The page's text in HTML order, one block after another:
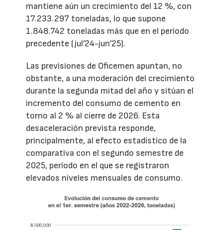
mantiene aún un crecimiento del 12 %, con
17.233.297 toneladas, lo que supone
1.848.742 toneladas más que en el período
precedente (jul’24-jun’25).
Las previsiones de Oficemen apuntan, no
obstante, a una moderación del crecimiento
durante la segunda mitad del año y sitúan el
incremento del consumo de cemento en
torno al 2 % al cierre de 2026. Esta
desaceleración prevista responde,
principalmente, al efecto estadístico de la
comparativa con el segundo semestre de
2025, período en el que se registraron
elevados niveles mensuales de consumo.